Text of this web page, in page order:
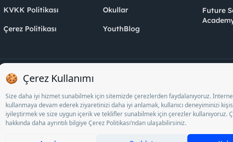
KVKK Politikası
Çerez Politikası
Okullar
YouthBlog
Future
A.Ş. Özel İstihdam Bürosu Olarak 13/05/2025 - 12/05/2028 tarihleri